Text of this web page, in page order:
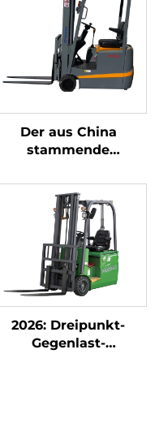
Der aus China
stammende
gewichtsoptimierte
Lithium-Batterie-
Gabelstapler mit 1,0
Tonne Tragfähigkeit
ist preisgünstig.
2026: Dreipunkt-
Gegenlast-